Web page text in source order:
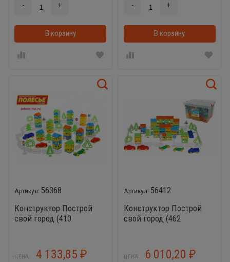
- +
В корзину В корзинке
- +
В корзину
56368
Конструктор Построй
свой город (410
ЦЕНА: 4 133,85 ₽
56412
Конструктор Построй
свой город (462
ЦЕНА: 6 010,20₽